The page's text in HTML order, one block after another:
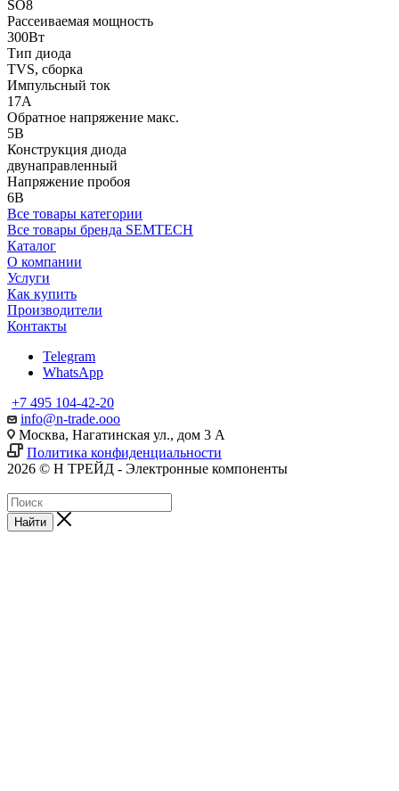
SO8
Рассеиваемая мощность
300Вт
Тип диода
TVS, сборка
Импульсный ток
17А
Обратное напряжение макс.
5В
Конструкция диода
двунаправленный
Напряжение пробоя
6В
Все товары категории
Все товары бренда SEMTECH
Каталог
О компании
Услуги
Как купить
Производители
Контакты
Telegram
WhatsApp
+7 495 104-42-20
info@n-trade.ooo
Москва, Нагатинская ул., дом 3 А
Политика конфиденциальности
2026 © Н ТРЕЙД - Электронные компоненты
Найти